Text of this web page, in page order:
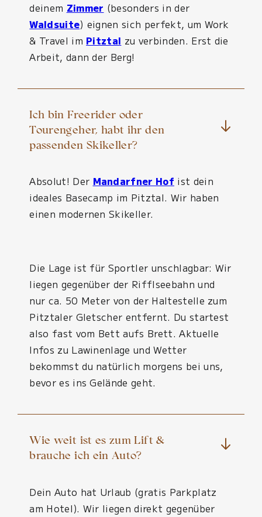
deinem Zimmer (besonders in der
Waldsuite) eignen sich perfekt, um Work
& Travel im Pitztal zu verbinden. Erst die
Arbeit, dann der Berg!
Ich bin Freerider oder
Tourengeher, habt ihr den
passenden Skikeller?
Absolut! Der Mandarfner Hof ist dein
ideales Basecamp im Pitztal. Wir haben
einen modernen Skikeller.
Die Lage ist für Sportler unschlagbar: Wir
liegen gegenüber der Rifflseebahn und
nur ca. 50 Meter von der Haltestelle zum
Pitztaler Gletscher entfernt. Du startest
also fast vom Bett aufs Brett. Aktuelle
Infos zu Lawinenlage und Wetter
bekommst du natürlich morgens bei uns,
bevor es ins Gelände geht.
Wie weit ist es zum Lift &
brauche ich ein Auto?
Dein Auto hat Urlaub (gratis Parkplatz
am Hotel). Wir liegen direkt gegenüber